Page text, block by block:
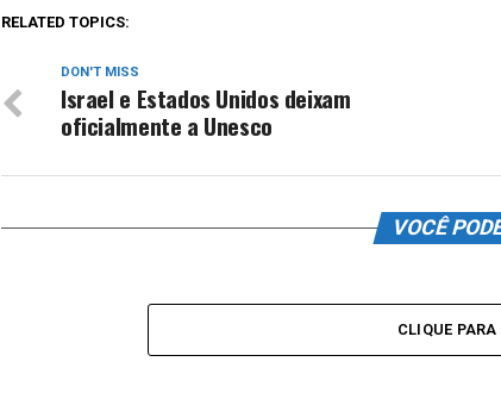
RELATED TOPICS:
DON'T MISS
Israel e Estados Unidos deixam
oficialmente a Unesco
VOCÊ
CLIQUE